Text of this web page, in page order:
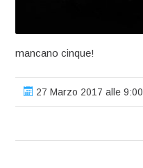
mancano cinque!
27 Marzo 2017 alle 9:00